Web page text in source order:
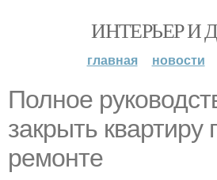
ИНТЕРЬЕР И
главная новости
Полное
закрыть квартиру
ремонте